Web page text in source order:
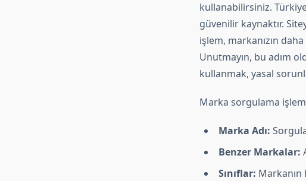
kullanabilirsiniz.
güvenilir kaynaktır.
işlem, markanızın
Unutmayın, bu adım
kullanmak, yasal
Marka sorgulama
Marka Adı:
Benzer Markalar:
Sınıflar: